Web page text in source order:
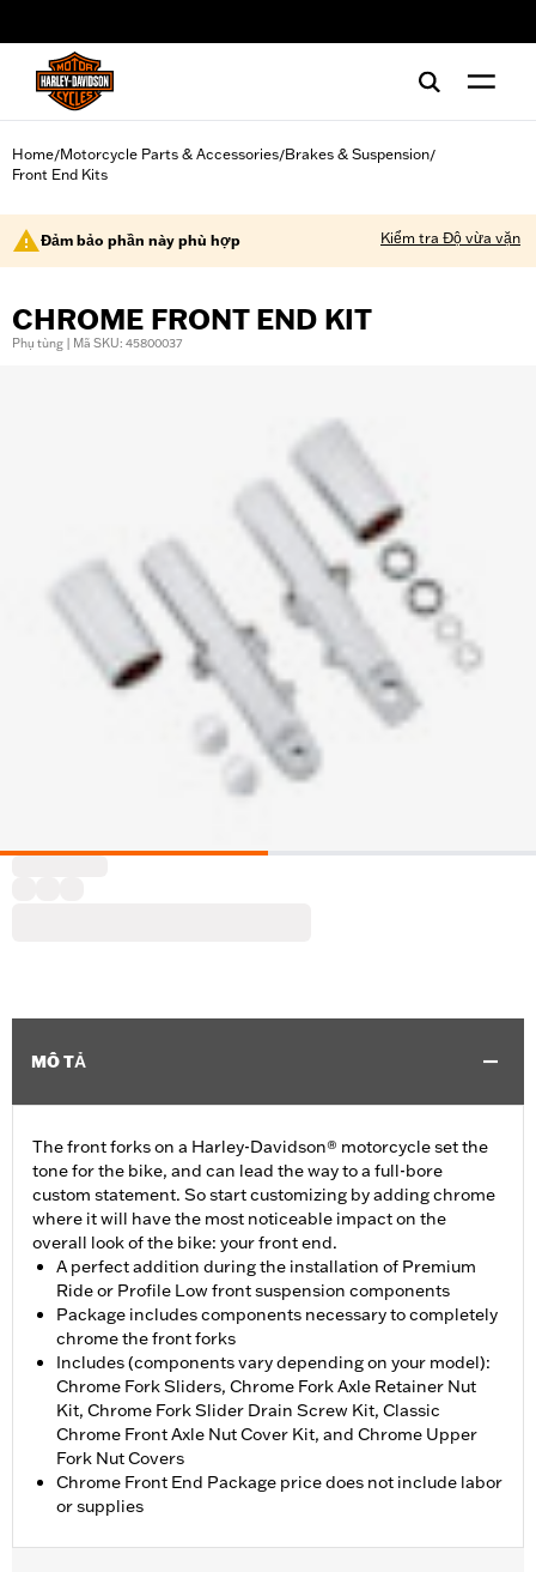
Home/Motorcycle Parts & Accessories/Brakes & Suspension/
Front End Kits
Đảm bảo phần này phù hợp Kiểm tra Độ vừa vặn
CHROME FRONT END KIT
Phụ tùng | Mã SKU: 45800037
MÔ TẢ
The front forks on a Harley-Davidson® motorcycle set the
tone for the bike, and can lead the way to a full-bore
custom statement. So start customizing by adding chrome
where it will have the most noticeable impact on the
overall look of the bike: your front end.
A perfect addition during the installation of Premium
Ride or Profile Low front suspension components
Package includes components necessary to completely
chrome the front forks
Includes (components vary depending on your model):
Chrome Fork Sliders, Chrome Fork Axle Retainer Nut
Kit, Chrome Fork Slider Drain Screw Kit, Classic
Chrome Front Axle Nut Cover Kit, and Chrome Upper
Fork Nut Covers
Chrome Front End Package price does not include labor
or supplies